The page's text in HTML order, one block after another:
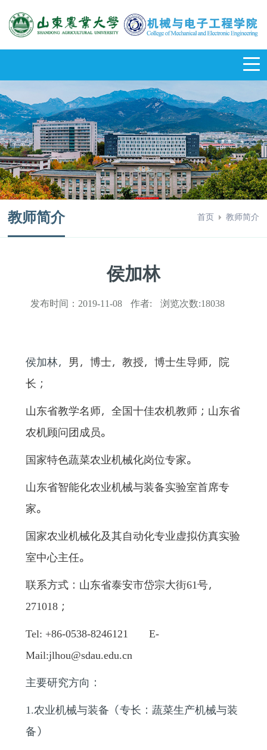
教师简介 首页 教师简介
侯加林
发布时间： 2019-11-08 作者: 浏览次数:18038
侯加林， 男，博士，教授，博士生导师，院
长；
山东省教学名师，全国十佳农机教师；山东省
农机顾问团成员。
国家特色蔬菜农业机械化岗位专家。
山东省智能化农业机械与装备实验室首席专
家。
国家农业机械化及其自动化专业虚拟仿真实验
室中心主任。
联系方式：山东省泰安市岱宗大街61号，
271018；
Tel: +86-0538-8246121 E-
Mail:jlhou@sdau.edu.cn
主要研究方向：
1.农业机械与装备（专长：蔬菜生产机械与装
备）